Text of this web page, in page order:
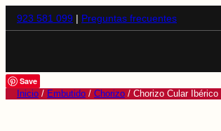
923 581 099 | Preguntas frecuentes
Save
Inicio / Embutido / Chorizo / Chorizo Cular Ibérico